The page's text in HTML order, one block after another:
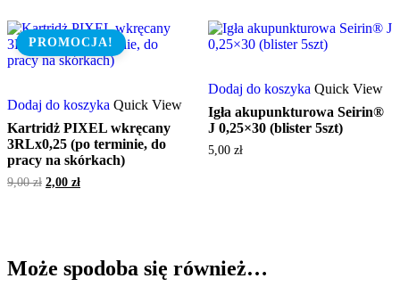
PROMOCJA!
Dodaj do koszyka Quick View
Kartridż PIXEL wkręcany
3RLx0,25 (po terminie, do
pracy na skórkach)
9,00zł Pierwotna
2,00 złAktualna
Dodaj do koszyka Quick View
Igła akupunkturowa Seirin®
J 0,25×30 (blister 5szt)
5,00 zł
Może spodoba się również…